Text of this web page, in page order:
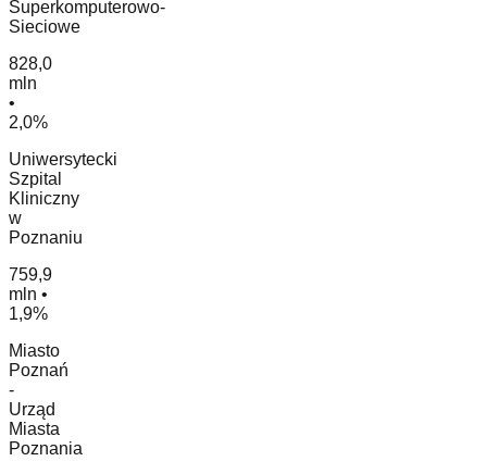
Superkomputerowo-
Sieciowe
828,0
mln
•
2,0%
Uniwersytecki
Szpital
Kliniczny
w
Poznaniu
759,9
mln •
1,9%
Miasto
Poznań
-
Urząd
Miasta
Poznania